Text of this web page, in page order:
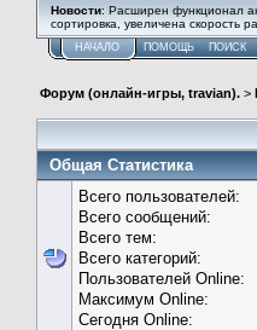
Новости: Расширен функционал
сортировка, увеличена скорость
НАЧАЛО ПОМОЩЬ ПОИСК
Форум (онлайн-игры, travian). >
Общая Статистика
Всего пользователей:
Всего сообщений:
Всего тем:
Всего категорий:
Пользователей Online:
Максимум Online:
Сегодня Online: